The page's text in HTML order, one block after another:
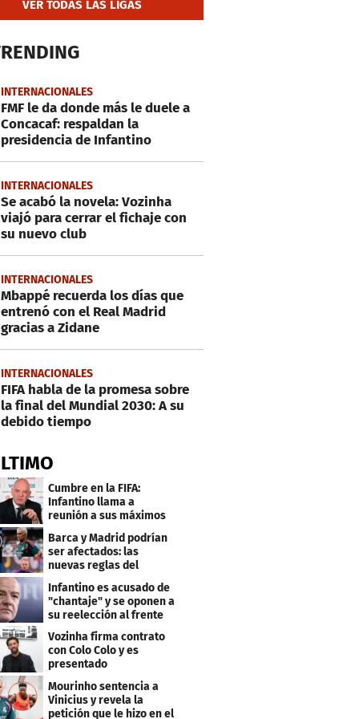
VER TODAS LAS LIGAS
INTERNACIONALES
FMF le da donde más le duele a
Concacaf: respaldan la
presidencia de Infantino
INTERNACIONALES
Se acabó la novela: Vozinha
viajó para cerrar el fichaje con
su nuevo club
INTERNACIONALES
Mbappé recuerda los días que
entrenó con el Real Madrid
gracias a Zidane
INTERNACIONALES
FIFA habla de la promesa sobre
la final del Mundial 2030: A su
debido tiempo
Cumbre en la FIFA:
Infantino llama a
reunión a sus máximos
Barca y Madrid podrían
ser afectados: las
nuevas reglas del
arbitraje en LaLiga
Infantino es acusado de
"chantaje" y se oponen a
su reelección al frente
de la FIFA
Vozinha firma contrato
con Colo Colo y es
presentado
oficialmente: su salario
Mourinho sentencia a
Vinicius y revela la
petición que le hizo en el